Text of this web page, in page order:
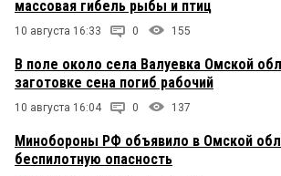
массовая гибель рыбы и птиц
10 августа 16:33 0 155
В поле около села Валуевка Омской
заготовке сена погиб рабочий
10 августа 16:04 0 137
Минобороны РФ объявило в Омской
беспилотную опасность